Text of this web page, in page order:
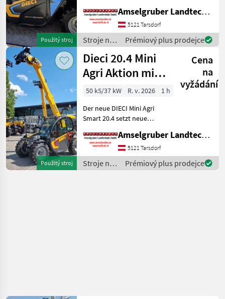
Použitý stroj
Teleskopladermarkt. 100 %
Elektro! -Größte Kabine
(Baugleich vom Modell 26.6
Mini Agri) -Echt
Amselgruber Landtechnik GmbH
5121 Tarsdorf
Stroje na
stavbu /
Dieci
Prémiový plus prodejce
Použitý stroj
Dieci 20.4 Mini
Agri Aktion mit
Österreichpaket
Cena
na
vyžádání
50 kS/37 kW R. v. 2026
1 h
Der neue DIECI Mini Agri
Smart 20.4 setzt neue
Teleskopladermarkt. Stufe
5 Motor - -Größte Kabine
(Baugleich vom Modell 26.6
Mini Agri) -50
Amselgruber Landtechnik GmbH
5121 Tarsdorf
Stroje na
stavbu /
Prémiový plus prodejce